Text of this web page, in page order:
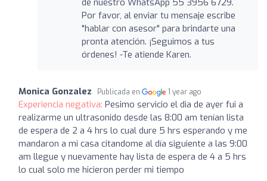
Por favor, al enviar tu mensaje escribe
"hablar con asesor" para brindarte una
pronta atención. ¡Seguimos a tus
órdenes! -Te atiende Karen.
Monica Gonzalez Publicada en 1 year ago
Experiencia negativa: Pesimo servicio el dia de ayer fui a
realizarme un ultrasonido desde las 8:00 am tenían lista
de espera de 2 a 4 hrs lo cual dure 5 hrs esperando y me
mandaron a mi casa citandome al día siguiente a las 9:00
am llegue y nuevamente hay lista de espera de 4 a 5 hrs
lo cual solo me hicieron perder mi tiempo